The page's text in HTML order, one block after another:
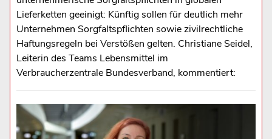
Lieferketten geeinigt: Künftig sollen für deutlich mehr
Unternehmen Sorgfaltspflichten sowie zivilrechtliche
Haftungsregeln bei Verstößen gelten. Christiane Seidel,
Leiterin des Teams Lebensmittel im
Verbraucherzentrale Bundesverband, kommentiert: